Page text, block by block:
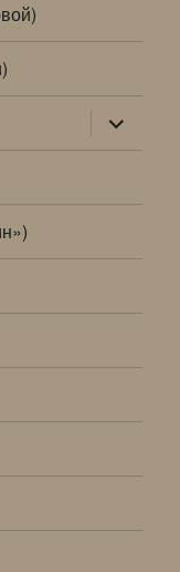
раскрыть
дочернее
меню